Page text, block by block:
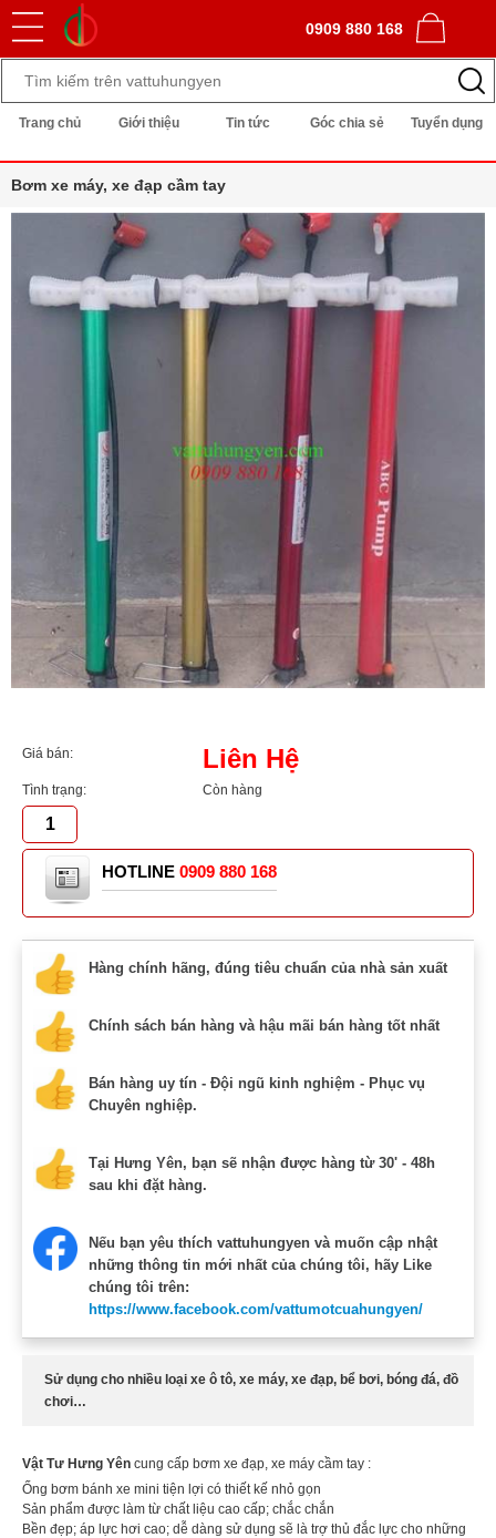
0909 880 168
Trang chủ Giới thiệu Tin tức Góc chia sẻ Tuyển dụng
Bơm xe máy, xe đạp cầm tay
Giá bán: Liên Hệ
Tình trạng: Còn hàng
HOTLINE 0909 880 168
Hàng chính hãng, đúng tiêu chuẩn của nhà sản xuất
Chính sách bán hàng và hậu mãi bán hàng tốt nhất
Bán hàng uy tín - Đội ngũ kinh nghiệm - Phục vụ
Chuyên nghiệp.
Tại Hưng Yên, bạn sẽ nhận được hàng từ 30' - 48h
sau khi đặt hàng.
Nếu bạn yêu thích vattuhungyen và muốn cập nhật
những thông tin mới nhất của chúng tôi, hãy Like
chúng tôi trên:
https://www.facebook.com/vattumotcuahungyen/
Sử dụng cho nhiều loại xe ô tô, xe máy, xe đạp, bể bơi, bóng đá, đồ
chơi…
Vật Tư Hưng Yên cung cấp bơm xe đạp, xe máy cầm tay :
Ống bơm bánh xe mini tiện lợi có thiết kế nhỏ gọn
Sản phẩm được làm từ chất liệu cao cấp; chắc chắn
Bền đẹp; áp lực hơi cao; dễ dàng sử dụng sẽ là trợ thủ đắc lực cho những